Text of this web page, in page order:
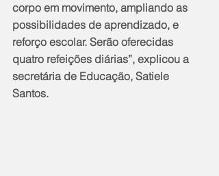
corpo em movimento, ampliando as
possibilidades de aprendizado, e
reforço escolar. Serão oferecidas
quatro refeições diárias”, explicou a
secretária de Educação, Satiele
Santos.